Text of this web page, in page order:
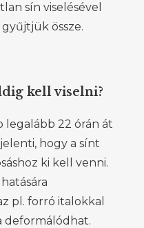
sín viselésével
össze.
kell viselni?
legalább 22 órán át
hogy a sínt
ki kell venni.
pl. forró italokkal
deformálódhat.